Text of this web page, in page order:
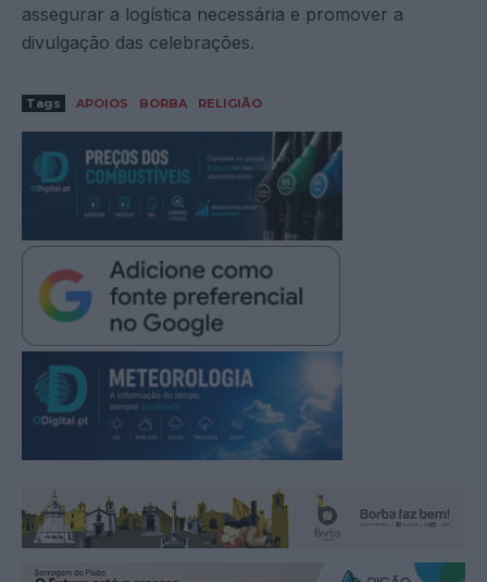
assegurar a logística necessária e promover a
divulgação das celebrações.
Tags APOIOS BORBA RELIGIÃO